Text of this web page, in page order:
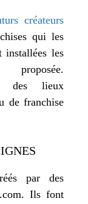
créateurs
qui les
installées les
des lieux
de franchise
par des
Ils font